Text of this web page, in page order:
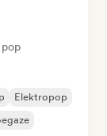
Elektropop